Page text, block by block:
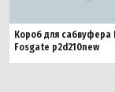
Короб для сабвуфера
Fosgate p2d210new